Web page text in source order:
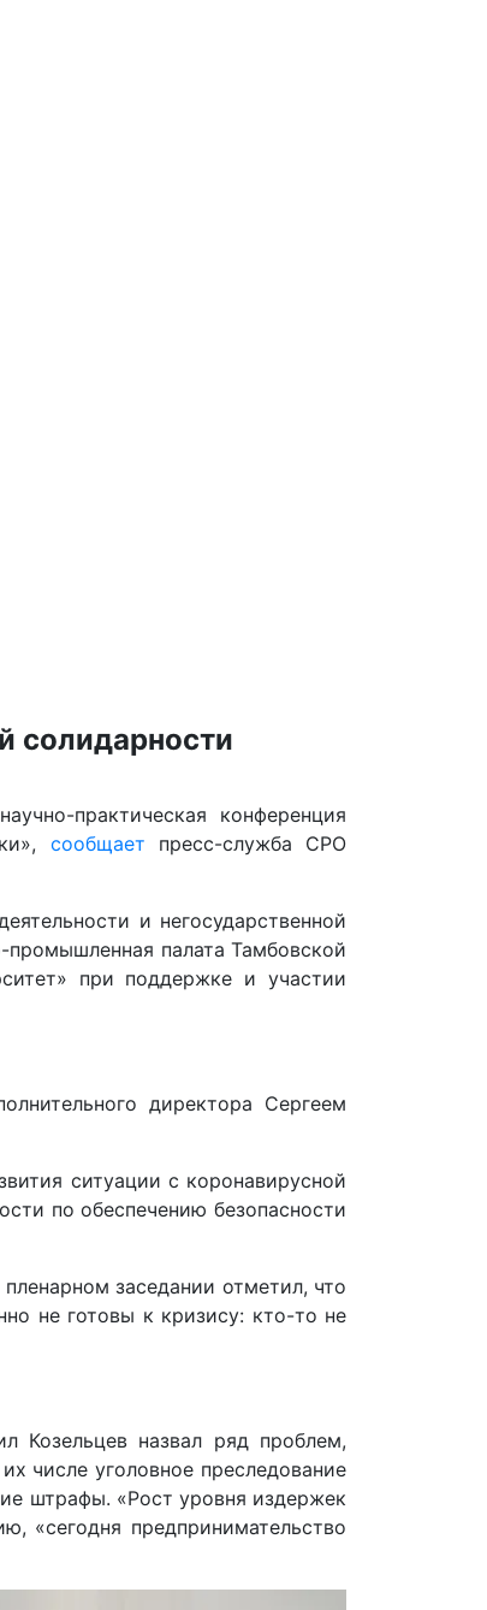
солидарности
практическая конференция
сообщает пресс-служба СРО
и негосударственной
промышленная палата Тамбовской
при поддержке и участии
директора Сергеем
ситуации с коронавирусной
по обеспечению безопасности
заседании отметил, что
не готовы к кризису: кто-то не
Козельцев назвал ряд проблем,
числе уголовное преследование
штрафы. «Рост уровня издержек
«сегодня предпринимательство